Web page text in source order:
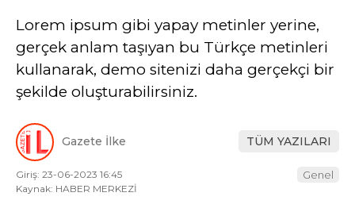
Lorem ipsum gibi yapay metinler yerine,
gerçek anlam taşıyan bu Türkçe metinleri
kullanarak, demo sitenizi daha gerçekçi bir
şekilde oluşturabilirsiniz.
Gazete İlke TÜM YAZILARI
Giriş: 23-06-2023 16:45
Kaynak: HABER MERKEZİ
Genel